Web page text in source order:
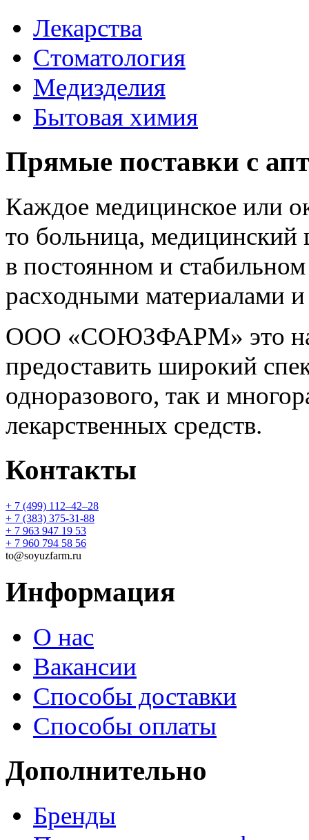
Лекарства
Стоматология
Медизделия
Бытовая химия
Прямые поставки с
Каждое медицинское или
то больница,
в постоянном и
расходными материалами
ООО «СОЮЗФАРМ» это
предоставить широкий
одноразового, так и
лекарственных средств.
Контакты
+ 7 (499) 112‒42‒28
+ 7 (383) 375-31-88
+ 7 963 947 19 53
+ 7 960 794 58 56
to@soyuzfarm.ru
Информация
О нас
Вакансии
Способы доставки
Способы оплаты
Дополнительно
Бренды